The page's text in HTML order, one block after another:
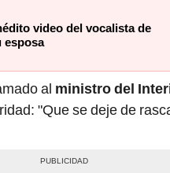
video del vocalista de
esposa
al ministro del
"Que se deje de